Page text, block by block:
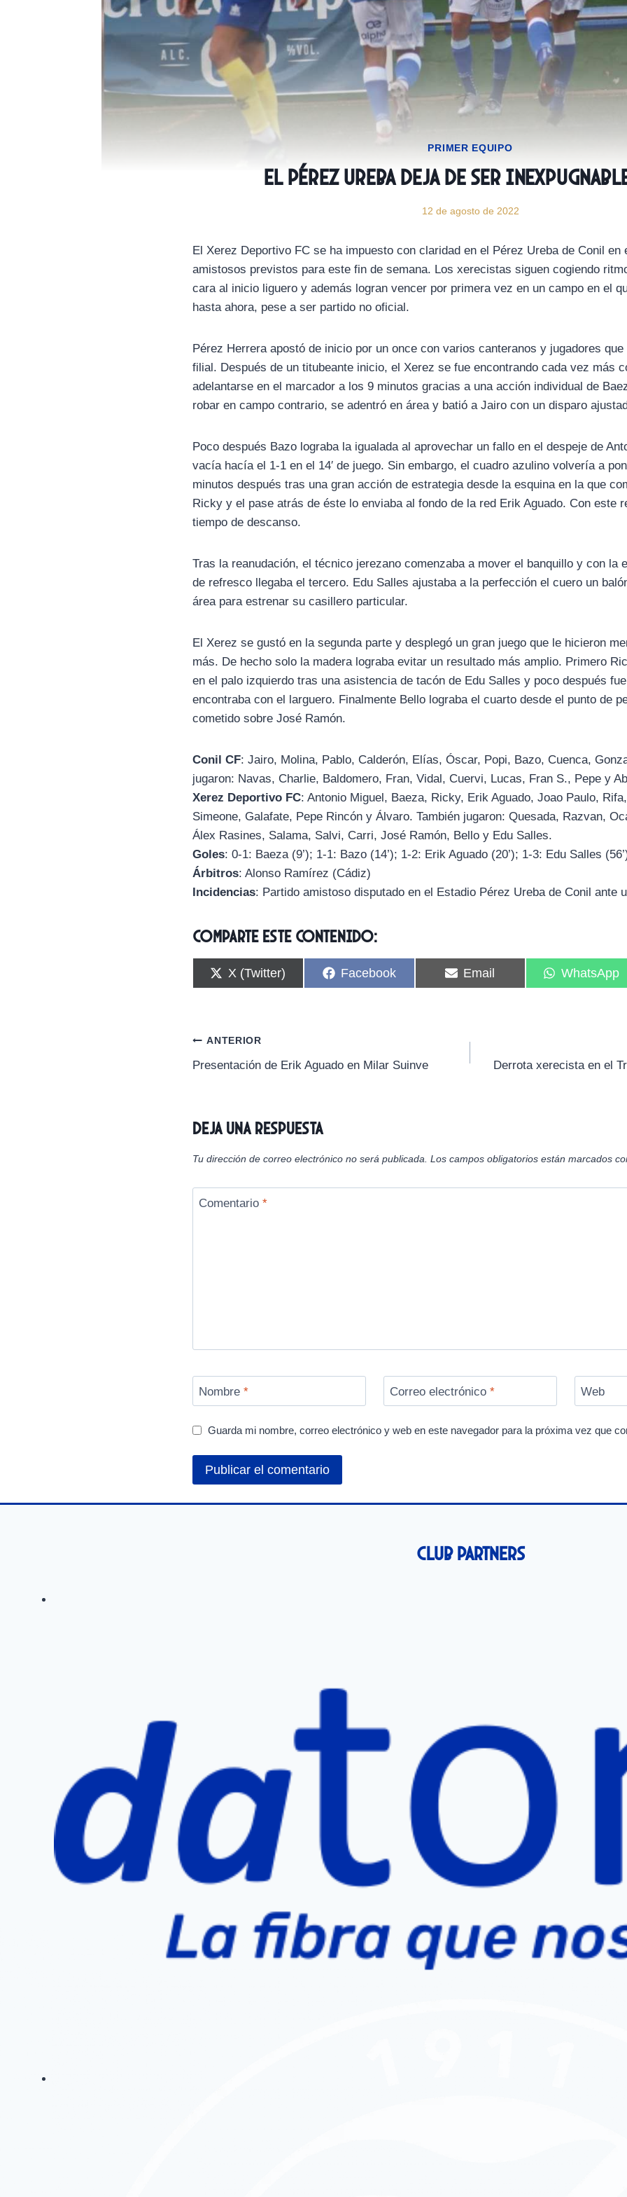
PRIMER EQUIPO
El Pérez Ureba deja de ser
12 de agosto de 2022
El Xerez Deportivo FC se ha impuesto con claridad en el Pérez Ureba de Conil en
amistosos previstos para este fin de semana. Los xerecistas siguen cogiendo
cara al inicio liguero y además logran vencer por primera vez en un campo en el
hasta ahora, pese a ser partido no oficial.
Pérez Herrera apostó de inicio por un once con varios canteranos y jugadores
filial. Después de un titubeante inicio, el Xerez se fue encontrando cada vez más
adelantarse en el marcador a los 9 minutos gracias a una acción individual de
robar en campo contrario, se adentró en área y batió a Jairo con un disparo
Poco después Bazo lograba la igualada al aprovechar un fallo en el despeje de
vacía hacía el 1-1 en el 14′ de juego. Sin embargo, el cuadro azulino volvería a
minutos después tras una gran acción de estrategia desde la esquina en la que
Ricky y el pase atrás de éste lo enviaba al fondo de la red Erik Aguado. Con este
tiempo de descanso.
Tras la reanudación, el técnico jerezano comenzaba a mover el banquillo y con la
de refresco llegaba el tercero. Edu Salles ajustaba a la perfección el cuero un
área para estrenar su casillero particular.
El Xerez se gustó en la segunda parte y desplegó un gran juego que le hicieron
más. De hecho solo la madera lograba evitar un resultado más amplio. Primero
en el palo izquierdo tras una asistencia de tacón de Edu Salles y poco después
encontraba con el larguero. Finalmente Bello lograba el cuarto desde el punto de
cometido sobre José Ramón.
Conil CF: Jairo, Molina, Pablo, Calderón, Elías, Óscar, Popi, Bazo, Cuenca,
jugaron: Navas, Charlie, Baldomero, Fran, Vidal, Cuervi, Lucas, Fran S., Pepe y
Xerez Deportivo FC: Antonio Miguel, Baeza, Ricky, Erik Aguado, Joao Paulo,
Simeone, Galafate, Pepe Rincón y Álvaro. También jugaron: Quesada, Razvan,
Álex Rasines, Salama, Salvi, Carri, José Ramón, Bello y Edu Salles.
Goles: 0-1: Baeza (9’); 1-1: Bazo (14’); 1-2: Erik Aguado (20’); 1-3: Edu Salles
Árbitros: Alonso Ramírez (Cádiz)
Incidencias: Partido amistoso disputado en el Estadio Pérez Ureba de Conil ante
Comparte este contenido:
C
o
r
t
i
r
X (Twitter)
C
o
i
r
Facebook
C
o
Email
C
o
i
r
WhatsApp
Navegación
de
ANTERIOR
Presentación de Erik Aguado en Milar Suinve Derrota xerecista en el
Deja una respuesta
Tu dirección de correo electrónico no será publicada. Los campos obligatorios están marcados
Comentario *
Nombre * Correo electrónico * Web
Guarda mi nombre, correo electrónico y web en este navegador para la próxima vez que
Club Partners